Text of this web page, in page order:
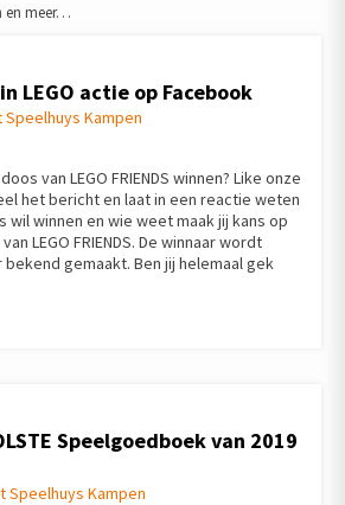
en meer…
LEGO actie op Facebook
Speelhuys Kampen
van LEGO FRIENDS winnen? Like onze
het bericht en laat in een reactie weten
wil winnen en wie weet maak jij kans op
LEGO FRIENDS. De winnaar wordt
gemaakt. Ben jij helemaal gek
Speelgoedboek van 2019
Speelhuys Kampen